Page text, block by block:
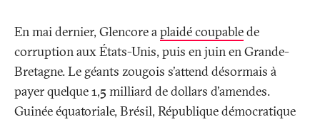
En mai dernier, Glencore aplaidé coupablede
corruption aux États-Unis, puis en juin en Grande-
Bretagne. Le géants zougois s'attend désormais à
payer quelque 1,5 milliard de dollars d'amendes.
Guinée équatoriale, Brésil, République démocratique